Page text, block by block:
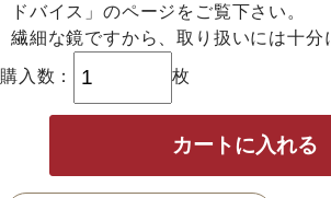
ドバイス」のページをご覧下さい。
繊細な鏡ですから、取り扱いには十分
購入数： 枚